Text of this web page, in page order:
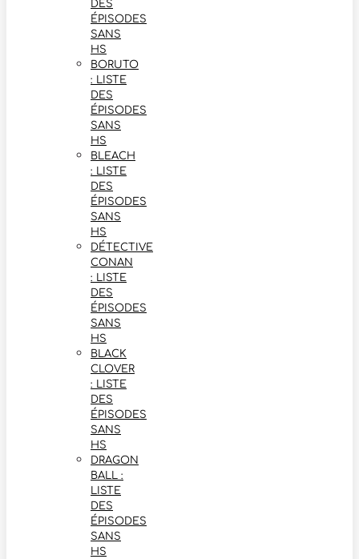
DES
ÉPISODES
SANS
HS
BORUTO
: LISTE
DES
ÉPISODES
SANS
HS
BLEACH
: LISTE
DES
ÉPISODES
SANS
HS
DÉTECTIVE
CONAN
: LISTE
DES
ÉPISODES
SANS
HS
BLACK
CLOVER
: LISTE
DES
ÉPISODES
SANS
HS
DRAGON
BALL :
LISTE
DES
ÉPISODES
SANS
HS